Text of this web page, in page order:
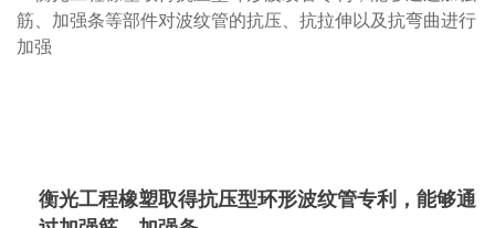
衡光工程橡塑取得抗压型环形波纹管专利，能够通